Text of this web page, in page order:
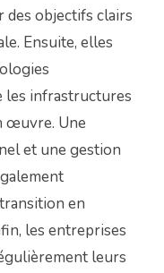
objectifs clairs
Ensuite, elles
les infrastructures
œuvre. Une
et une gestion
en
les entreprises
leurs